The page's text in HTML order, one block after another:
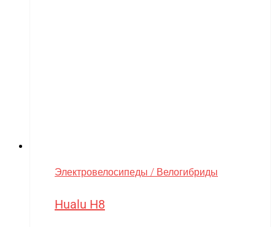
Электровелосипеды / Велогибриды
Hualu H8